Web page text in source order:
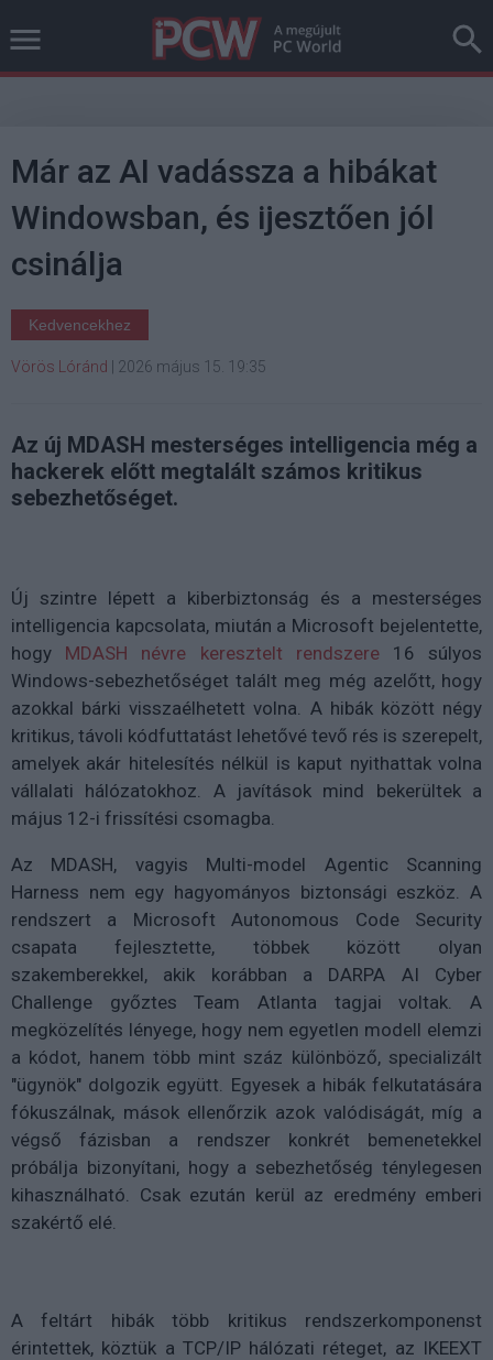
Már az AI vadássza a hibákat
Windowsban, és ijesztően jól
csinálja
Kedvencekhez
Vörös Lóránd 2026 május 15. 19:35
Az új MDASH mesterséges intelligencia még a
hackerek előtt megtalált számos kritikus
sebezhetőséget.
Új szintre lépett a kiberbiztonság és a mesterséges
intelligencia kapcsolata, miután a Microsoft bejelentette,
hogy MDASH névre keresztelt rendszere16 súlyos
Windows-sebezhetőséget talált meg még azelőtt, hogy
azokkal bárki visszaélhetett volna. A hibák között négy
kritikus, távoli kódfuttatást lehetővé tevő rés is szerepelt,
amelyek akár hitelesítés nélkül is kaput nyithattak volna
vállalati hálózatokhoz. A javítások mind bekerültek a
május 12-i frissítési csomagba.
Az MDASH, vagyis Multi-model Agentic Scanning
Harness nem egy hagyományos biztonsági eszköz. A
rendszert a Microsoft Autonomous Code Security
csapata fejlesztette, többek között olyan
szakemberekkel, akik korábban a DARPA AI Cyber
Challenge győztes Team Atlanta tagjai voltak. A
megközelítés lényege, hogy nem egyetlen modell elemzi
a kódot, hanem több mint száz különböző, specializált
"ügynök" dolgozik együtt. Egyesek a hibák felkutatására
fókuszálnak, mások ellenőrzik azok valódiságát, míg a
végső fázisban a rendszer konkrét bemenetekkel
próbálja bizonyítani, hogy a sebezhetőség ténylegesen
kihasználható. Csak ezután kerül az eredmény emberi
szakértő elé.
A feltárt hibák több kritikus rendszerkomponenst
érintettek, köztük a TCP/IP hálózati réteget, az IKEEXT